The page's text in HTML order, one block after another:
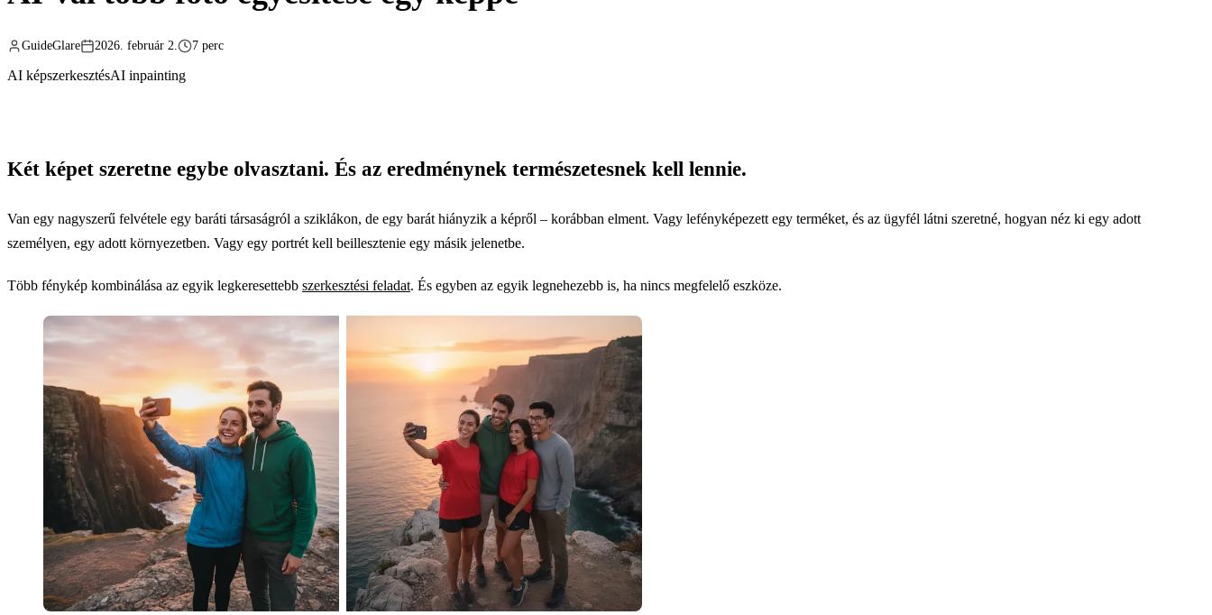
GuideGlare 2026. február 2. 7 perc
AI képszerkesztésAI inpainting
Két képet szeretne egybe olvasztani. És az eredménynek természetesnek kell lennie.
Van egy nagyszerű felvétele egy baráti társaságról a sziklákon, de egy barát hiányzik a képről – korábban elment. Vagy lefényképezett egy terméket, és az ügyfél látni szeretné, hogyan néz ki egy adott
személyen, egy adott környezetben. Vagy egy portrét kell beillesztenie egy másik jelenetbe.
Több fénykép kombinálása az egyik legkeresettebb szerkesztési feladat. És egyben az egyik legnehezebb is, ha nincs megfelelő eszköze.